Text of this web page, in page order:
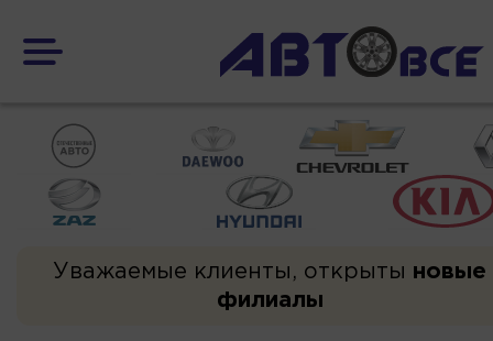
Уважаемые клиенты, открыты новые
филиалы